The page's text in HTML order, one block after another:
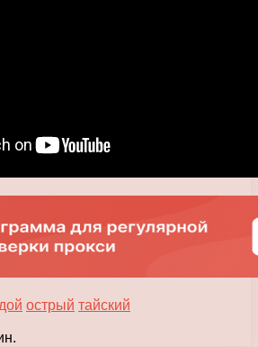
острый тайский